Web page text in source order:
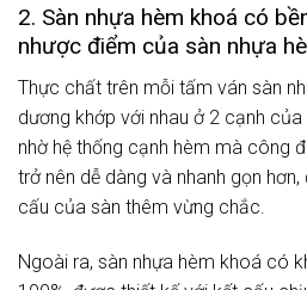
2. Sàn nhựa hèm khoá có
nhược điểm của sàn nhựa
Thực chất trên mỗi tấm ván sàn
dương khớp với nhau ở 2 cạnh
nhờ hệ thống cạnh hèm mà công
trở nên dễ dàng và nhanh gọn
cấu của sàn thêm vừng chắc.
Ngoài ra, sàn nhựa hèm khoá có